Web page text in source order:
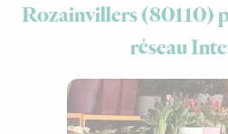
Rozainvillers (80110)
réseau